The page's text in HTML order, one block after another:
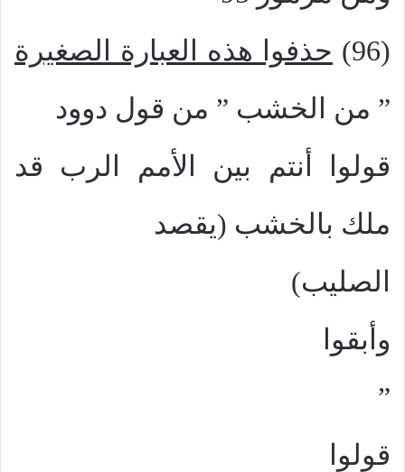
(96)
حذفوا هذه العبارة الصغيرة
” من الخشب ” من قول دوود
قولوا أنتم بين الأمم الرب قد
ملك بالخشب (يقصد
الصليب)
وأبقوا
”
قولوا